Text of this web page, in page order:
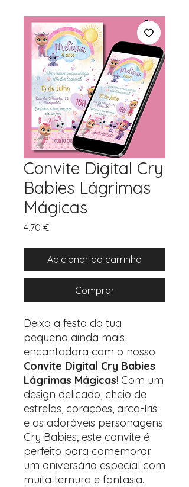
Convite Digital Cry
Babies Lágrimas
Mágicas
4,70 €Preço
Adicionar ao carrinho
Comprar
Deixa a festa da tua
pequena ainda mais
encantadora com o nosso
Convite Digital Cry Babies
Lágrimas Mágicas! Com um
design delicado, cheio de
estrelas, corações, arco-íris
e os adoráveis personagens
Cry Babies, este convite é
perfeito para comemorar
um aniversário especial com
muita ternura e fantasia.